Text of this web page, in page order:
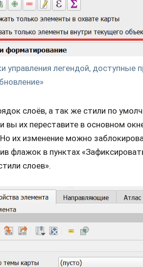
управления легендой, доступные
слоёв, а так же стили по
вы их переставите в основном
их изменение можно
флажок в пунктах
слоев».